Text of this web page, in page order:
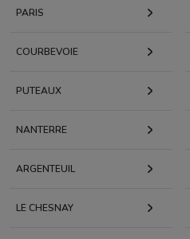
PARIS
COURBEVOIE
PUTEAUX
NANTERRE
ARGENTEUIL
LE CHESNAY